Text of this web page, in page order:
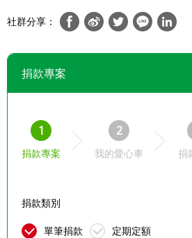
社群分享：
捐款專案
1
捐款專案
2
我的愛心車 捐
捐款類別
單筆捐款 定期定額